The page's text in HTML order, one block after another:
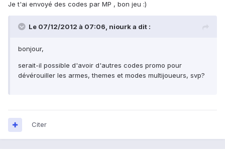
Je t'ai envoyé des codes par MP , bon jeu :)
Le 07/12/2012 à 07:06, niourk a dit :
bonjour,
serait-il possible d'avoir d'autres codes promo pour
dévérouiller les armes, themes et modes multijoueurs, svp?
Citer